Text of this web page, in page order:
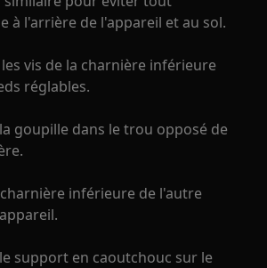
à l'arrière de l'appareil et au sol.
les vis de la charnière inférieure
réglables.
goupille dans le trou opposé de
inférieure de l'autre
support en caoutchouc sur le